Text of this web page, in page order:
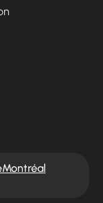
Montréal